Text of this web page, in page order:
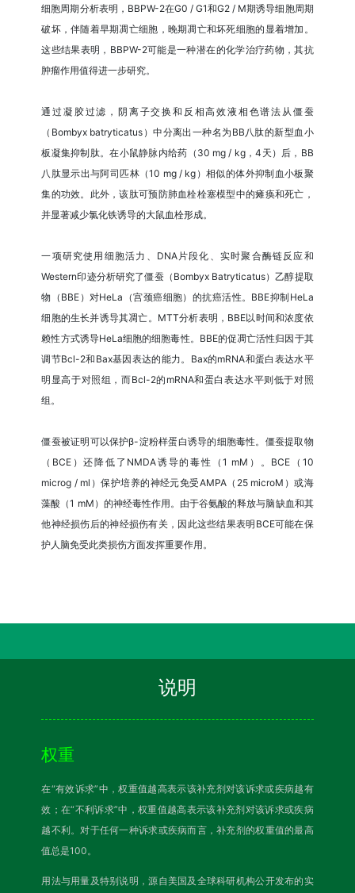
细胞周期分析表明，BBPW-2在G0 / G1和G2 / M期诱导细胞周期
破坏，伴随着早期凋亡细胞，晚期凋亡和坏死细胞的显着增加。
这些结果表明，BBPW-2可能是一种潜在的化学治疗药物，其抗
肿瘤作用值得进一步研究。
通过凝胶过滤，阴离子交换和反相高效液相色谱法从僵蚕
（Bombyx batryticatus）中分离出一种名为BB八肽的新型血小
板凝集抑制肽。在小鼠静脉内给药（30 mg / kg，4天）后，BB
八肽显示出与阿司匹林（10 mg / kg）相似的体外抑制血小板聚
集的功效。此外，该肽可预防肺血栓栓塞模型中的瘫痪和死亡，
并显著减少氯化铁诱导的大鼠血栓形成。
一项研究使用细胞活力、DNA片段化、实时聚合酶链反应和
Western印迹分析研究了僵蚕（Bombyx Batryticatus）乙醇提取
物（BBE）对HeLa（宫颈癌细胞）的抗癌活性。BBE抑制HeLa
细胞的生长并诱导其凋亡。MTT分析表明，BBE以时间和浓度依
赖性方式诱导HeLa细胞的细胞毒性。BBE的促凋亡活性归因于其
调节Bcl-2和Bax基因表达的能力。Bax的mRNA和蛋白表达水平
明显高于对照组，而Bcl-2的mRNA和蛋白表达水平则低于对照
组。
僵蚕被证明可以保护β-淀粉样蛋白诱导的细胞毒性。僵蚕提取物
（BCE）还降低了NMDA诱导的毒性（1 mM）。BCE（10
microg / ml）保护培养的神经元免受AMPA（25 microM）或海
藻酸（1 mM）的神经毒性作用。由于谷氨酸的释放与脑缺血和其
他神经损伤后的神经损伤有关，因此这些结果表明BCE可能在保
护人脑免受此类损伤方面发挥重要作用。
说明
权重
在“有效诉求”中，权重值越高表示该补充剂对该诉求或疾病越有
效；在“不利诉求”中，权重值越高表示该补充剂对该诉求或疾病
越不利。对于任何一种诉求或疾病而言，补充剂的权重值的最高
值总是100。
用法与用量及特别说明，源自美国及全球科研机构公开发布的实